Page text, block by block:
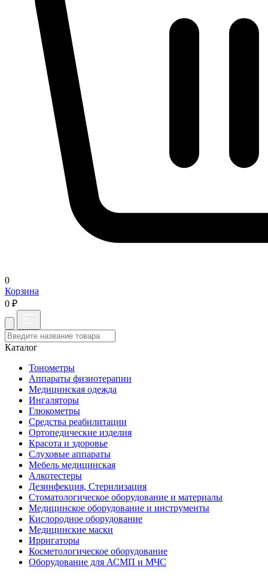
0
Корзина
0 ₽
Каталог
Тонометры
Аппараты физиотерапии
Медицинская одежда
Ингаляторы
Глюкометры
Средства реабилитации
Ортопедические изделия
Красота и здоровье
Слуховые аппараты
Мебель медицинская
Алкотестеры
Дезинфекция, Стерилизация
Стоматологическое оборудование и материалы
Медицинское оборудование и инструменты
Кислородное оборудование
Медицинские маски
Ирригаторы
Косметологическое оборудование
Оборудование для АСМП и МЧС